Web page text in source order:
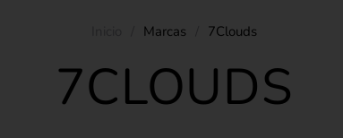
Marcas 7Clouds
7CLOUDS